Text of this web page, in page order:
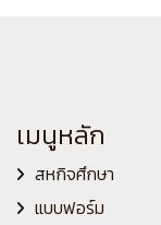
เมนูหลัก
สหกิจศึกษา
แบบฟอร์ม